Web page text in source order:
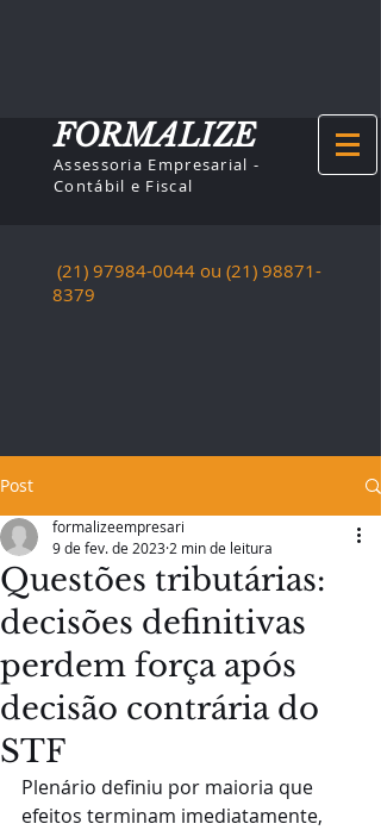
Assessoria Empresarial -
Contábil e Fiscal
FORMALIZE
(21) 97984-0044 ou (21) 98871-
8379
Post
Questões tributárias:
decisões definitivas
perdem força após
decisão contrária do
STF
formalizeempresari
9 de fev. de 2023 2 min de leitura
Plenário definiu por maioria que
efeitos terminam imediatamente,